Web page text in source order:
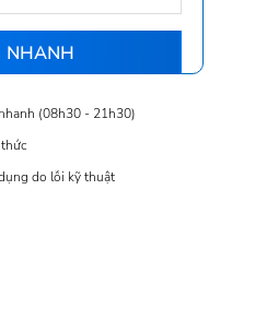
(08h30 - 21h30)
do lỗi kỹ thuật